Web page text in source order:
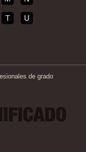
T U
de grado